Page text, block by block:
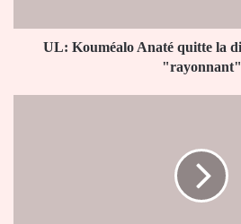
"rayonnant"
UL: Kouméalo Anaté quitte la
"rayonnant"